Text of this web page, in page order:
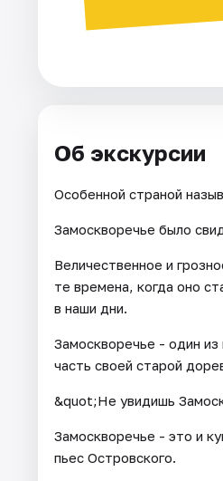
Об экскурсии
Особенной страной
Замоскворечье было
Величественное и
те времена, когда оно
в наши дни.
Замоскворечье - один
часть своей старой
&quot;Не увидишь
Замоскворечье - это и
пьес Островского.